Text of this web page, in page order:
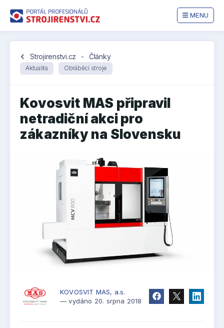
MENU
chevron_left Strojirenstvi.cz - Články
Aktualita Obráběcí stroje
Kovosvit MAS připravil
netradiční akci pro
zákazníky na Slovensku
KOVOSVIT MAS, a.s.
— vydáno 20. srpna 2018